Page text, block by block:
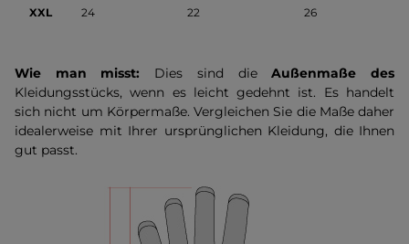
XXL 24 22 26
Wie man misst: Dies sind dieAußenmaße des
Kleidungsstücks, wenn es leicht gedehnt ist. Es handelt
sich nicht um Körpermaße. Vergleichen Sie die Maße daher
idealerweise mit Ihrer ursprünglichen Kleidung, die Ihnen
gut passt.